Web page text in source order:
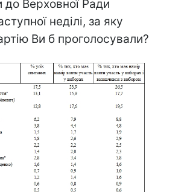
до Верховної Ради
неділі, за яку
Ви б проголосували?